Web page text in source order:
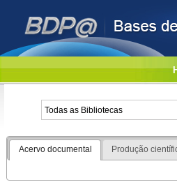
Acervo documental Produção